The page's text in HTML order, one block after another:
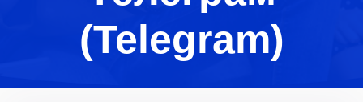
(Telegram)